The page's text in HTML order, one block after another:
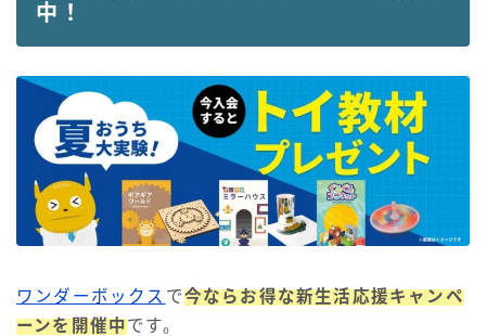
中！
ワンダーボックス で今ならお得な新生活応援キャンペ
ーンを開催中です。